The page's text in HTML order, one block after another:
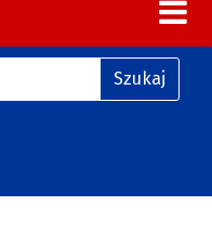
z tłumaczeniem
Szukaj